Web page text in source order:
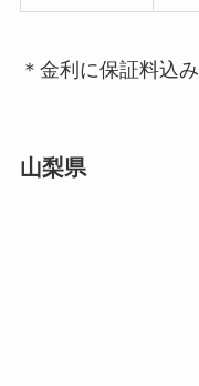
＊金利に保証料込み
山梨県